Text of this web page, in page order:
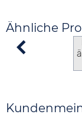
Ähnliche